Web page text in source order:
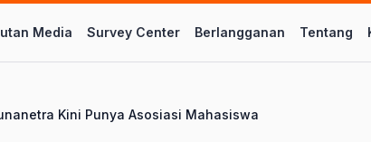
Media Survey Center Berlangganan Tentang
Kini Punya Asosiasi Mahasiswa